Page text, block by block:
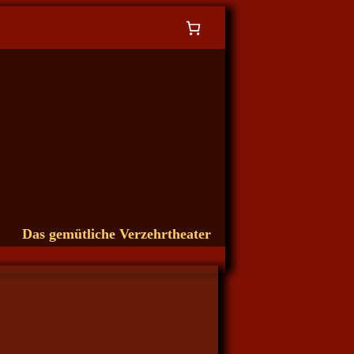
Das gemütliche Verzehrtheater